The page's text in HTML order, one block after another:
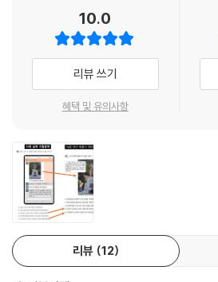
해 공부하다가 궁금한 내용들을 바로 확인할
10.0
리뷰 쓰기
혜택 및 유의사항
리뷰 12